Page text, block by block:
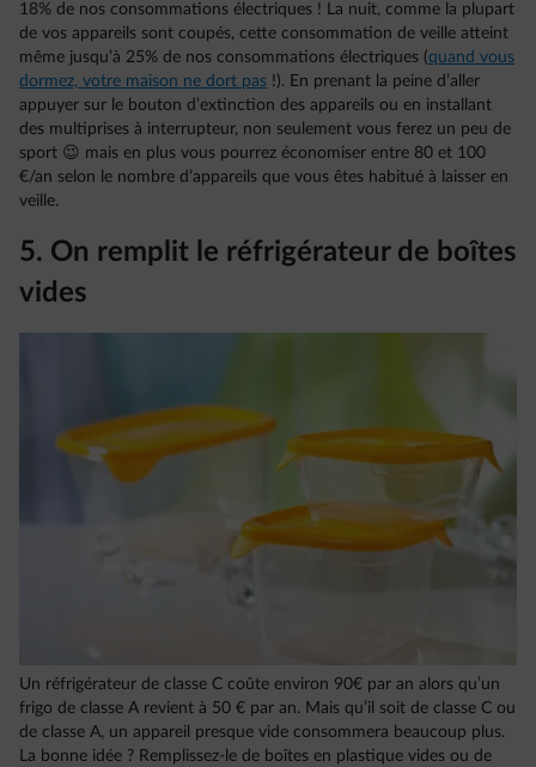
18% de nos consommations électriques ! La nuit, comme la plupart
de vos appareils sont coupés, cette consommation de veille atteint
même jusqu’à 25% de nos consommations électriques (quand vous
dormez, votre maison ne dort pas !). En prenant la peine d’aller
appuyer sur le bouton d’extinction des appareils ou en installant
des multiprises à interrupteur, non seulement vous ferez un peu de
sport 😉 mais en plus vous pourrez économiser entre 80 et 100
€/an selon le nombre d’appareils que vous êtes habitué à laisser en
veille.
5. On remplit le réfrigérateur de boîtes
vides
Un réfrigérateur de classe C coûte environ 90€ par an alors qu’un
frigo de classe A revient à 50 € par an. Mais qu’il soit de classe C ou
de classe A, un appareil presque vide consommera beaucoup plus.
La bonne idée ? Remplissez-le de boîtes en plastique vides ou de